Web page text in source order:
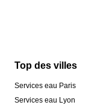
Top des villes
Services eau Paris
Services eau Lyon